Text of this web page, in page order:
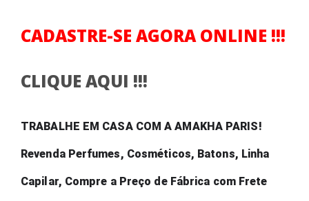
CADASTRE-SE AGORA ONLINE !!!
CLIQUE AQUI !!!
TRABALHE EM CASA COM A AMAKHA PARIS!
Revenda Perfumes, Cosméticos, Batons, Linha
Capilar, Compre a Preço de Fábrica com Frete